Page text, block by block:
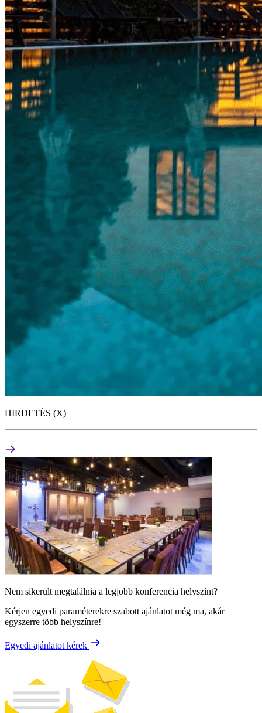
HIRDETÉS (X)
Nem sikerült megtalálnia a legjobb konferencia helyszínt?
Kérjen egyedi paraméterekre szabott ajánlatot még ma, akár
egyszerre több helyszínre!
Egyedi ajánlatot kérek